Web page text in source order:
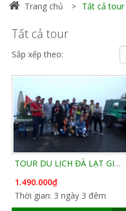
Trang chủ Tất cả tour
Tất cả tour
Sắp xếp theo:
TOUR DU LỊCH ĐÀ LẠT GIÁ RẺ 3 NGÀY 3 ĐÊM
1.490.000₫
Thời gian: 3 ngày 3 đêm